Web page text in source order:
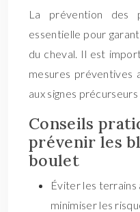
La prévention des
essentielle pour
du cheval. Il est
mesures préventives
aux signes
Conseils
prévenir les
boulet
Éviter les terrains
minimiser les